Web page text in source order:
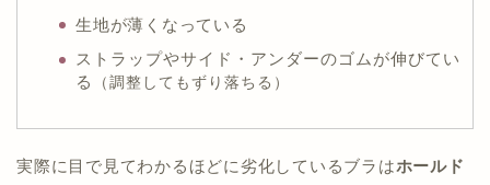
生地が薄くなっている
ストラップやサイド・アンダーのゴムが伸びてい
る
（調整してもずり落ちる）
実際に目で見てわかるほどに劣化しているブラはホールド